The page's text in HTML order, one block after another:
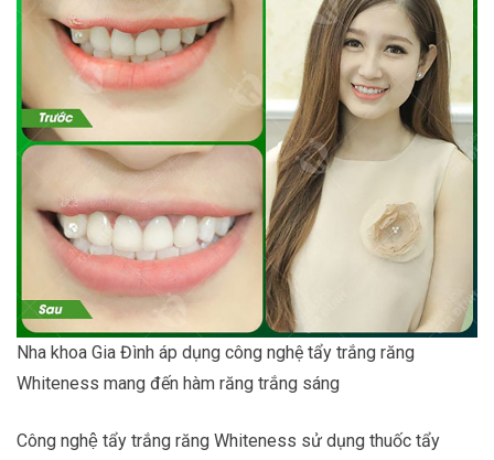
Nha khoa Gia Đình áp dụng công nghệ tẩy trắng răng
Whiteness mang đến hàm răng trắng sáng
Công nghệ tẩy trắng răng Whiteness sử dụng thuốc tẩy